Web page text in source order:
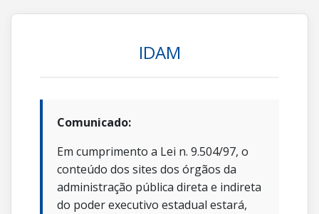
IDAM
Comunicado:
Em cumprimento a Lei n. 9.504/97, o
conteúdo dos sites dos órgãos da
administração pública direta e indireta
do poder executivo estadual estará,